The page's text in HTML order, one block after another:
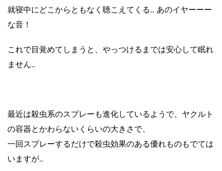
就寝中にどこからともなく聴こえてくる.. あのイヤーーー
な音！
これで目覚めてしまうと、やっつけるまでは安心して眠れ
ません..
最近は殺虫系のスプレーも進化しているようで、ヤクルト
の容器とかわらないくらいの大きさで、
一回スプレーするだけで殺虫効果のある優れものもでては
いますが..